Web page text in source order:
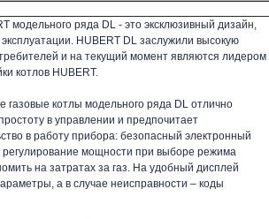
модельного ряда DL - это эксклюзивный дизайн,
HUBERT DL заслужили высокую
и на текущий момент являются лидером
котлов HUBERT.
газовые котлы модельного ряда DL отлично
в управлении и предпочитает
в работу прибора: безопасный электронный
регулирование мощности при выборе режима
на затратах за газ. На удобный дисплей
а в случае неисправности – коды